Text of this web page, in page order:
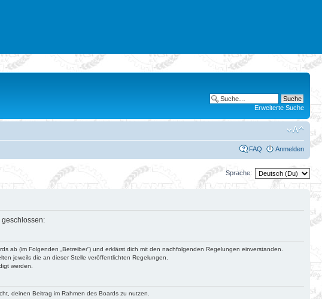
Erweiterte Suche
FAQ Anmelden
Sprache:
geschlossen:
ab (im Folgenden „Betreiber“) und erklärst dich mit den nachfolgenden Regelungen einverstanden.
jeweils die an dieser Stelle veröffentlichten Regelungen.
werden.
deinen Beitrag im Rahmen des Boards zu nutzen.